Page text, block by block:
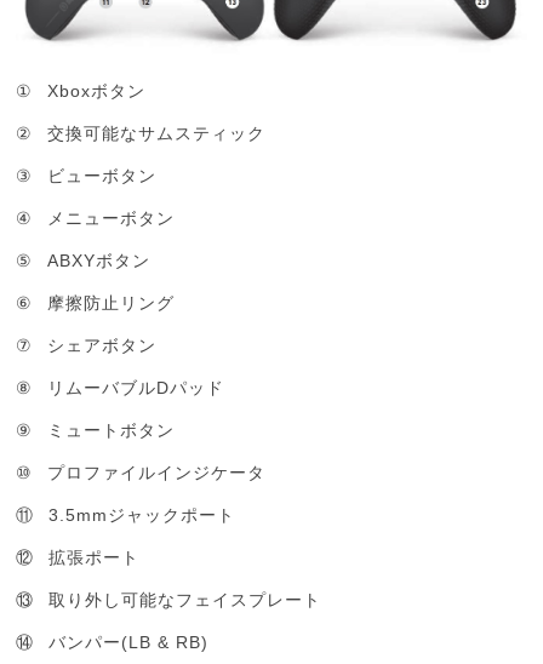
① Xboxボタン
② 交換可能なサムスティック
③ ビューボタン
④ メニューボタン
⑤ ABXYボタン
⑥ 摩擦防止リング
⑦ シェアボタン
⑧ リムーバブルDパッド
⑨ ミュートボタン
⑩ プロファイルインジケータ
⑪ 3.5mm ジャックポート
⑫ 拡張ポート
⑬ 取り外し可能なフェイスプレート
⑭ バンパー (LB & RB)